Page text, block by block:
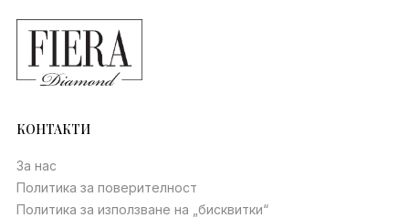
КОНТАКТИ
За нас
Политика за поверителност
Политика за използване на „бисквитки“